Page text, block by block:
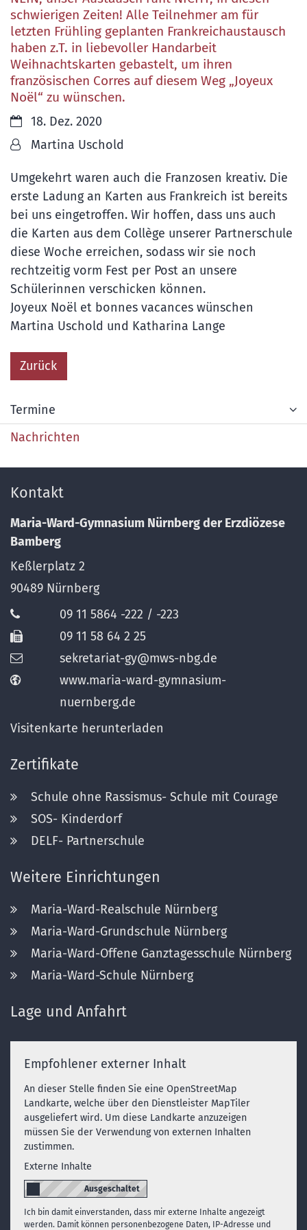
schwierigen Zeiten! Alle Teilnehmer am für
letzten Frühling geplanten Frankreichaustausch
haben z.T. in liebevoller Handarbeit
Weihnachtskarten gebastelt, um ihren
französischen Corres auf diesem Weg „Joyeux
Noël“ zu wünschen.
Datum:18. Dez. 2020
Von:Martina Uschold
Umgekehrt waren auch die Franzosen kreativ. Die
erste Ladung an Karten aus Frankreich ist bereits
bei uns eingetroffen. Wir hoffen, dass uns auch
die Karten aus dem Collège unserer Partnerschule
diese Woche erreichen, sodass wir sie noch
rechtzeitig vorm Fest per Post an unsere
Schülerinnen verschicken können.
Joyeux Noël et bonnes vacances wünschen
Martina Uschold und Katharina Lange
Zurück
Termine
Nachrichten
Kontakt
Maria-Ward-Gymnasium Nürnberg der Erzdiözese
Bamberg
Keßlerplatz 2
90489 Nürnberg
09 11 5864 -222 / -223
09 11 58 64 2 25
sekretariat-gy@mws-nbg.de
www.maria-ward-gymnasium-
nuernberg.de
Visitenkarte herunterladen
Zertifikate
Schule ohne Rassismus- Schule mit Courage
SOS- Kinderdorf
DELF- Partnerschule
Weitere Einrichtungen
Maria-Ward-Realschule Nürnberg
Maria-Ward-Grundschule Nürnberg
Maria-Ward-Offene Ganztagesschule Nürnberg
Maria-Ward-Schule Nürnberg
Lage und Anfahrt
Empfohlener externer Inhalt
An dieser Stelle finden Sie eine OpenStreetMap
Landkarte, welche über den Dienstleister MapTiler
ausgeliefert wird. Um diese Landkarte anzuzeigen
müssen Sie der Verwendung von externen Inhalten
zustimmen.
Externe Inhalte
Ich bin damit einverstanden, dass mir externe Inhalte angezeigt
werden. Damit können personenbezogene Daten, IP-Adresse und